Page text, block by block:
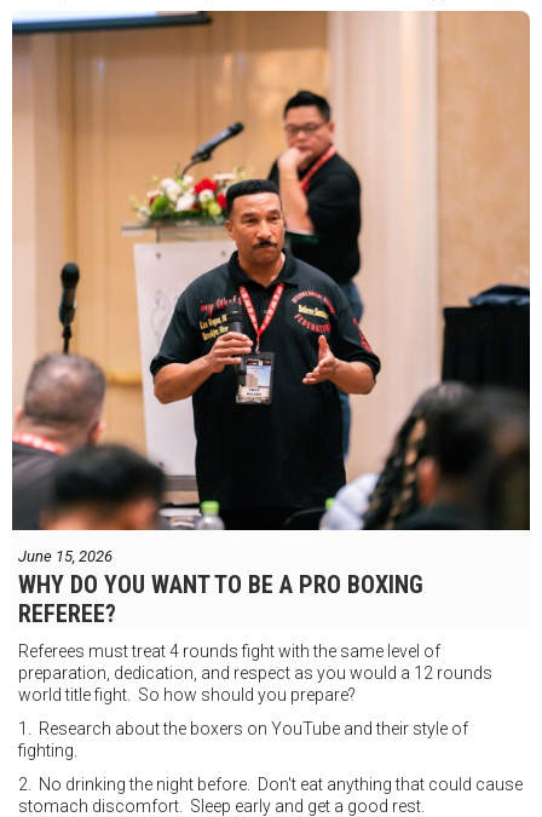
We hope to have some exciting news to share very soon!
June 15, 2026
WHY DO YOU WANT TO BE A PRO BOXING
REFEREE?
Referees must treat 4 rounds fight with the same level of
preparation, dedication, and respect as you would a 12 rounds
world title fight. So how should you prepare?
1. Research about the boxers on YouTube and their style of
fighting.
2. No drinking the night before. Don't eat anything that could cause
stomach discomfort. Sleep early and get a good rest.